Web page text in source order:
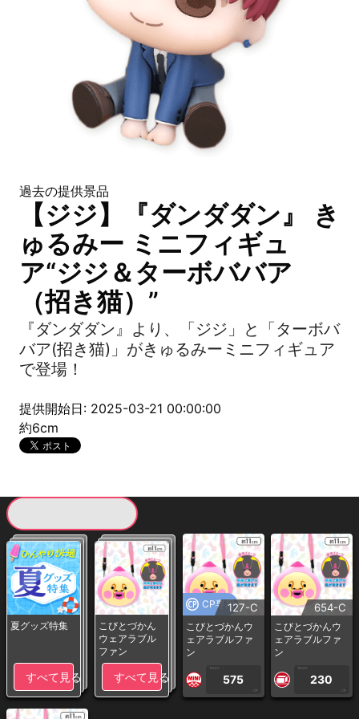
過去の提供景品
【ジジ】『ダンダダン』 き
ゅるみー ミニフィギュ
ア“ジジ＆ターボババア
（招き猫）”
『ダンダダン』より、「ジジ」と「ターボバ
バア(招き猫)」がきゅるみーミニフィギュア
で登場！
提供開始日: 2025-03-21 00:00:00
約6cm
夏グッズ特集
すべて見る
こびとづかん
ウェアラブル
ファン
すべて見る
CP専用127-C
こびとづかんウ
ェアラブルファ
ン
1PLAY
575
CP
654-C
こびとづかんウ
ェアラブルファ
ン
1PLAY
230
CP